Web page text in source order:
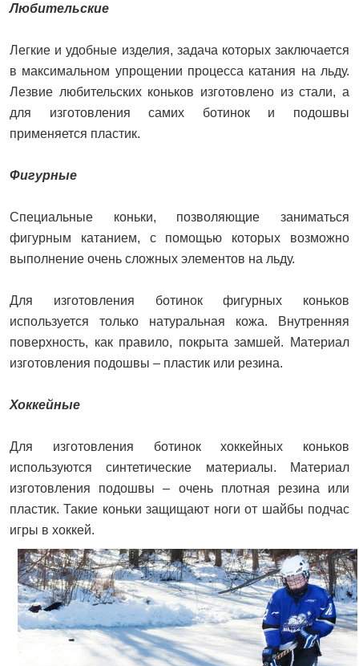
Любительские
Легкие и удобные изделия, задача которых заключается
в максимальном упрощении процесса катания на льду.
Лезвие любительских коньков изготовлено из стали, а
для изготовления самих ботинок и подошвы
применяется пластик.
Фигурные
Специальные коньки, позволяющие заниматься
фигурным катанием, с помощью которых возможно
выполнение очень сложных элементов на льду.
Для изготовления ботинок фигурных коньков
используется только натуральная кожа. Внутренняя
поверхность, как правило, покрыта замшей. Материал
изготовления подошвы – пластик или резина.
Хоккейные
Для изготовления ботинок хоккейных коньков
используются синтетические материалы. Материал
изготовления подошвы – очень плотная резина или
пластик. Такие коньки защищают ноги от шайбы подчас
игры в хоккей.